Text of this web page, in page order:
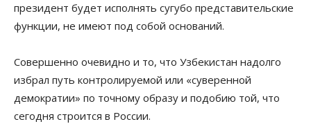
президент будет исполнять сугубо представительские
функции, не имеют под собой оснований.
Совершенно очевидно и то, что Узбекистан надолго
избрал путь контролируемой или «суверенной
демократии» по точному образу и подобию той, что
сегодня строится в России.